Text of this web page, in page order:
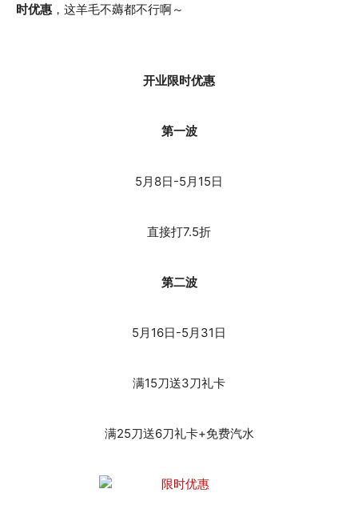
时优惠 ，这羊毛不薅都不行啊～
开业限时优惠
第一波
5月8日-5月15日
直接打7.5折
第二波
5月16日-5月31日
满15刀送3刀礼卡
满25刀送6刀礼卡+免费汽水